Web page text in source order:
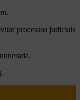
processos judiciais